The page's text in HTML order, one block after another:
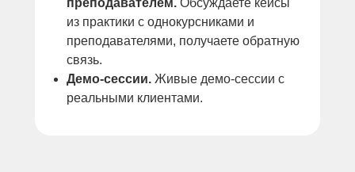
преподавателем. Обсуждаете кейсы
из практики с однокурсниками и
преподавателями, получаете обратную
связь.
Демо-сессии. Живые демо-сессии с
реальными клиентами.